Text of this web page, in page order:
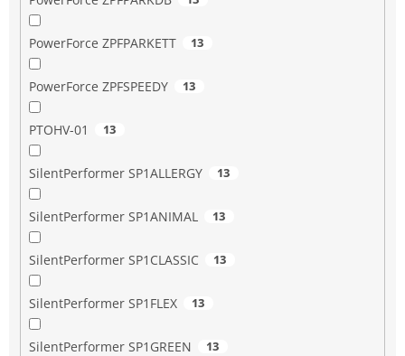
PowerForce ZPFPARKETT 13
PowerForce ZPFSPEEDY 13
PTOHV-01 13
SilentPerformer SP1ALLERGY 13
SilentPerformer SP1ANIMAL 13
SilentPerformer SP1CLASSIC 13
SilentPerformer SP1FLEX 13
SilentPerformer SP1GREEN 13